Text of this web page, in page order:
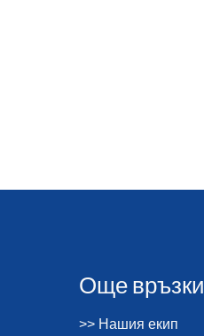
Още връзки
>> Нашия екип